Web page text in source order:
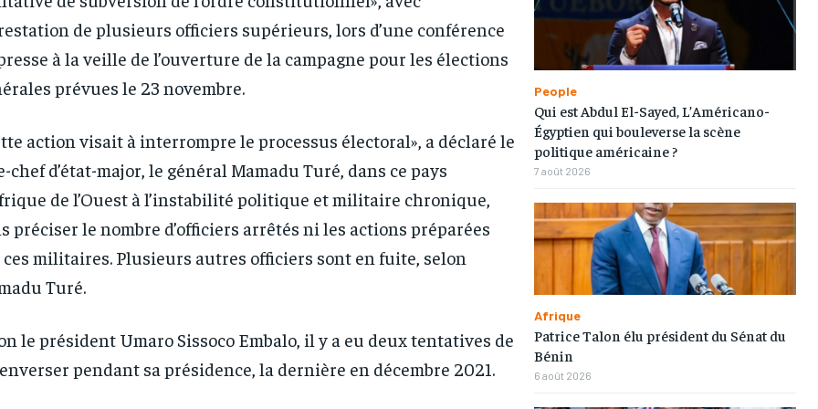
and you
1-YEAR
/ year
news and articles for a whole year.
1-MONTH
By agreeing to this tier, you are billed
every month after the first one until you
opt out of the monthly subscription.
and you
1-YEAR
/ year
news and articles for a whole year.
1-MONTH
By agreeing to this tier, you are billed
every month after the first one until you
opt out of the monthly subscription.
de plusieurs officiers supérieurs, lors d’une conférence
à la veille de l’ouverture de la campagne pour les élections
prévues le 23 novembre.
action visait à interrompre le processus électoral», a déclaré le
chef d’état-major, le général Mamadu Turé, dans ce pays
de l’Ouest à l’instabilité politique et militaire chronique,
préciser le nombre d’officiers arrêtés ni les actions préparées
militaires. Plusieurs autres officiers sont en fuite, selon
Turé.
le président Umaro Sissoco Embalo, il y a eu deux tentatives de
pendant sa présidence, la dernière en décembre 2021.
People
Qui est Abdul El-Sayed, L’Américano-
Égyptien qui bouleverse la scène
politique américaine ?
7 août 2026
Afrique
Patrice Talon élu président du Sénat du
Bénin
6 août 2026